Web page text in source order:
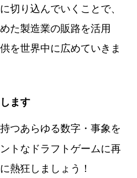
切り込んでいくことで、
た製造業の販路を活用
を世界中に広めていきま
ます
つあらゆる数字・事象を
トなドラフトゲームに再
熱狂しましょう！